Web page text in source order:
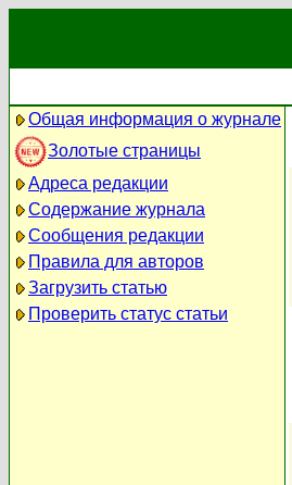
Общая информация о журнале
Золотые страницы
Адреса редакции
Содержание журнала
Сообщения редакции
Правила для авторов
Загрузить статью
Проверить статус статьи